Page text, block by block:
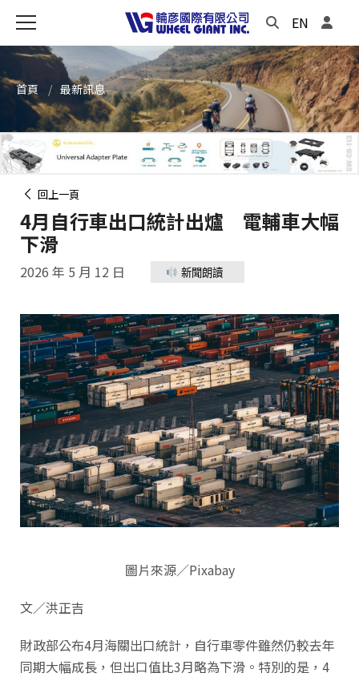
EN
首頁 最新訊息
回上一頁
4月自行車出口統計出爐 電輔車大幅
下滑
2026 年 5 月 12 日 新聞朗讀
圖片來源／Pixabay
文／洪正吉
財政部公布4月海關出口統計，自行車零件雖然仍較去年
同期大幅成長，但出口值比3月略為下滑。特別的是，4